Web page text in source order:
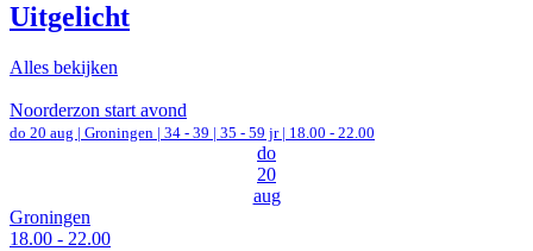
Uitgelicht
Alles bekijken
Noorderzon start avond
do 20 aug | Groningen | 34 - 39 | 35 - 59 jr | 18.00 - 22.00
do
20
aug
Groningen
18.00 - 22.00